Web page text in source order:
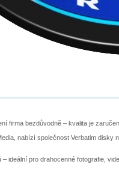
firma bezdůvodně – kvalita je
nabízí společnost Verbatim disky
pro drahocenné fotografie,